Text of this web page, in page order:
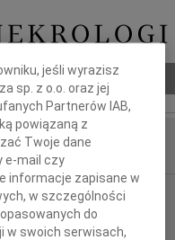
jeśli wyrazisz
sp. z o.o. oraz jej
Partnerów IAB,
powiązaną z
Twoje dane
e-mail czy
informacje zapisane w
w szczególności
do
w swoich serwisach,